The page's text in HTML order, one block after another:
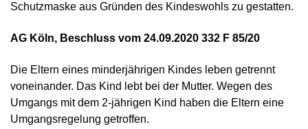
Schutzmaske aus Gründen des Kindeswohls zu gestatten.
AG Köln, Beschluss vom 24.09.2020 332 F 85/20
Die Eltern eines minderjährigen Kindes leben getrennt
voneinander. Das Kind lebt bei der Mutter. Wegen des
Umgangs mit dem 2-jährigen Kind haben die Eltern eine
Umgangsregelung getroffen.